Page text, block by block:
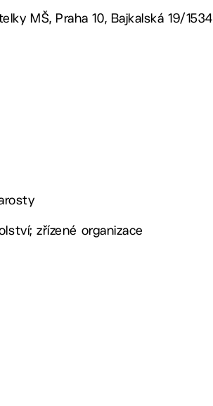
MŠ, Praha 10, Bajkalská 19/1534
zřízené organizace